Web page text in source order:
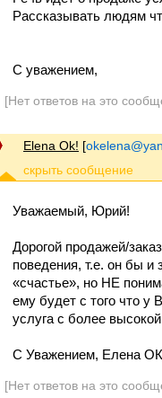
Рассказывать людям
С уважением,
[Нет ответов на это
Elena Ok! [
Уважаемый, Юрий!
Дорогой продажей/
поведения, т.е. он бы и
«счастье», но НЕ
ему будет с того что у
услуга с более
С Уважением, Елена
[Нет ответов на это